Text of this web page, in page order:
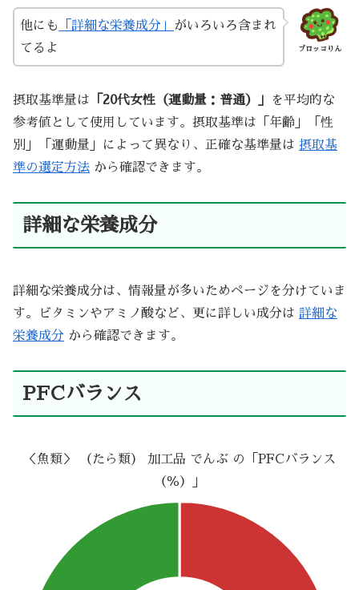
ブロッコりん
他にも 「詳細な栄養成分」
がいろいろ含まれ
てるよ
摂取基準量は 「20代女性（運動量：普通）」
を平均的な
参考値として使用しています。摂取基準は「年齢」「性
別」「運動量」によって異なり、正確な基準量は 摂取基
準の選定方法 から確認できます。
詳細な栄養成分
詳細な栄養成分は、情報量が多いためページを分けていま
す。ビタミンやアミノ酸など、更に詳しい成分は 詳細な
栄養成分 から確認できます。
PFCバランス
＜魚類＞ （たら類） 加工品 でんぶ の「PFCバランス
（％）」